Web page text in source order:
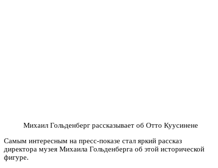
Михаил Гольденберг рассказывает об Отто Куусинене
Самым интересным на пресс-показе стал яркий рассказ
директора музея Михаила Гольденберга об этой исторической
фигуре.